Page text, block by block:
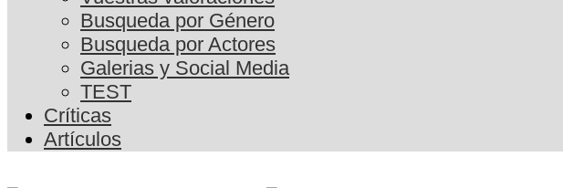
Busqueda por Género
Busqueda por Actores
Galerias y Social Media
TEST
Críticas
Artículos